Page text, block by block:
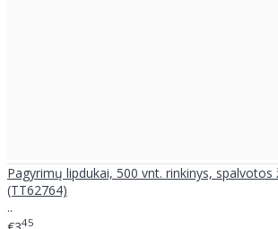
Pagyrimų lipdukai, 500 vnt. rinkinys, spalvotos
(TT62764)
..
45